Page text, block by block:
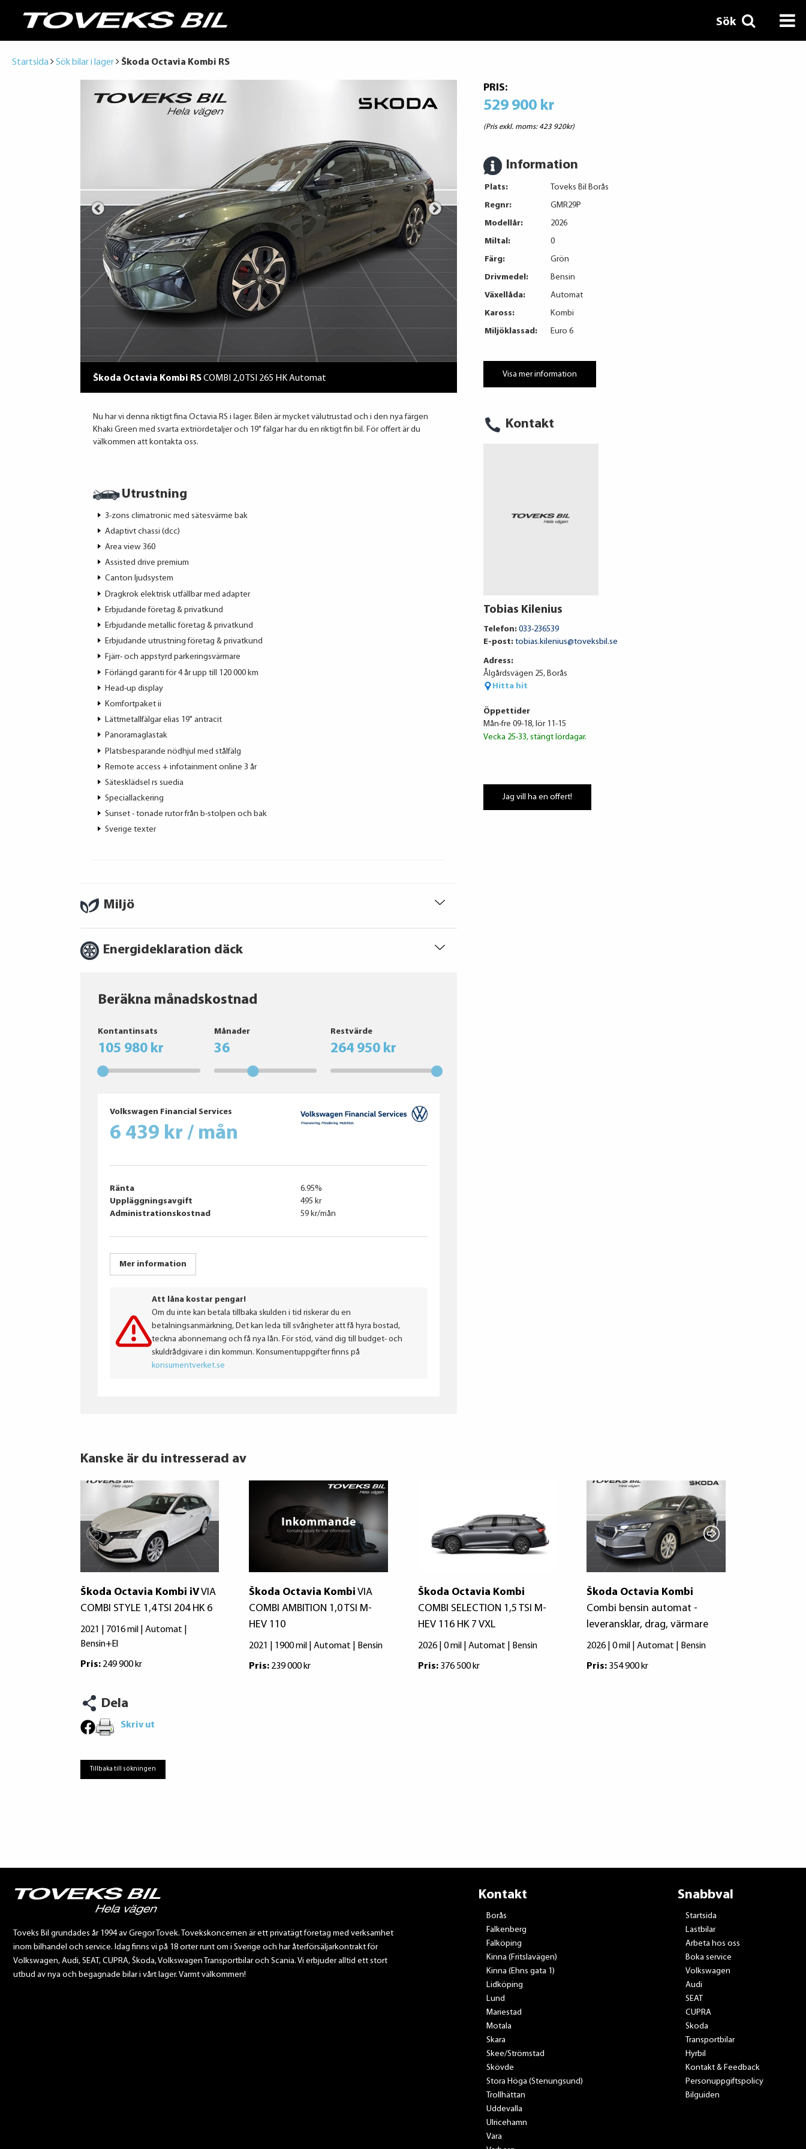
Sök
Startsida Sök bilar i lager Škoda Octavia Kombi RS
Škoda Octavia Kombi RSCOMBI 2,0 TSI 265 HK Automat
Nu har vi denna riktigt fina Octavia RS i lager. Bilen är mycket välutrustad och i den nya färgen
Khaki Green med svarta extriördetaljer och 19" fälgar har du en riktigt fin bil. För offert är du
välkommen att kontakta oss.
Utrustning
3-zons climatronic med sätesvärme bak
Adaptivt chassi (dcc)
Area view 360
Assisted drive premium
Canton ljudsystem
Dragkrok elektrisk utfällbar med adapter
Erbjudande företag & privatkund
Erbjudande metallic företag & privatkund
Erbjudande utrustning företag & privatkund
Fjärr- och appstyrd parkeringsvärmare
Förlängd garanti för 4 år upp till 120 000 km
Head-up display
Komfortpaket ii
Lättmetallfälgar elias 19" antracit
Panoramaglastak
Platsbesparande nödhjul med stålfälg
Remote access + infotainment online 3 år
Sätesklädsel rs suedia
Speciallackering
Sunset - tonade rutor från b-stolpen och bak
Sverige texter
Miljö
Energideklaration däck
KUMHO TIRE EUROPE GmbH
GOODYEAR
Hankook
GOODYEAR
Beräkna månadskostnad
Kontantinsats
105 980 kr
Månader
36
Restvärde
264 950 kr
Volkswagen Financial Services
6 439 kr / mån
Ränta
6.95%
Uppläggningsavgift
495 kr
Administrationskostnad
59 kr/mån
Mer information
Att låna kostar pengar!
Om du inte kan betala tillbaka skulden i tid riskerar du en
betalningsanmärkning, Det kan leda till svårigheter att få hyra bostad,
teckna abonnemang och få nya lån. För stöd, vänd dig till budget- och
skuldrådgivare i din kommun. Konsumentuppgifter finns på
konsumentverket.se
PRIS:
529 900 kr
(Pris exkl. moms: 423 920kr)
Information
Plats:
Toveks Bil Borås
Regnr:
GMR29P
Modellår:
2026
Miltal:
0
Färg:
Grön
Drivmedel:
Bensin
Växellåda:
Automat
Kaross:
Kombi
Miljöklassad:
Euro 6
Visa mer information
Kontakt
Tobias Kilenius
Telefon: 033-236539
E-post: tobias.kilenius@toveksbil.se
Adress:
Ålgårdsvägen 25, Borås
Hitta hit
Öppettider
Mån-fre 09-18, lör 11-15
Vecka 25-33, stängt lördagar.
Jag vill ha en offert!
Kanske är du intresserad av
Škoda Octavia Kombi iVVIA
COMBI STYLE 1,4 TSI 204 HK 6
2021 | 7016 mil | Automat |
Bensin+El
Pris:249 900 kr
Škoda Octavia Kombi VIA
COMBI AMBITION 1,0 TSI M-
HEV 110
2021 | 1900 mil | Automat | Bensin
Pris: 239 000 kr
Škoda Octavia Kombi
COMBI SELECTION 1,5 TSI M-
HEV 116 HK 7 VXL
2026 | 0 mil | Automat | Bensin
Pris:376 500 kr
Škoda Octavia Kombi
Combi bensin automat -
leveransklar, drag, värmare
2026 | 0 mil | Automat | Bensin
Pris: 354 900 kr
Dela
Skriv ut
Tillbaka till sökningen
Toveks Bil grundades år 1994 av Gregor Tovek. Tovekskoncernen är ett privatägt företag med verksamhet
inom bilhandel och service. Idag finns vi på 18 orter runt om i Sverige och har återförsäljarkontrakt för
Volkswagen, Audi, SEAT, CUPRA, Škoda, Volkswagen Transportbilar och Scania. Vi erbjuder alltid ett stort
utbud av nya och begagnade bilar i vårt lager. Varmt välkommen!
Kontakt
Borås
Falkenberg
Falköping
Kinna (Fritslavägen)
Kinna (Ehns gata 1)
Lidköping
Lund
Mariestad
Motala
Skara
Skee/Strömstad
Skövde
Stora Höga (Stenungsund)
Trollhättan
Uddevalla
Ulricehamn
Vara
Snabbval
Startsida
Lastbilar
Arbeta hos oss
Boka service
Volkswagen
Audi
SEAT
CUPRA
Skoda
Transportbilar
Hyrbil
Kontakt & Feedback
Personuppgiftspolicy
Bilguiden